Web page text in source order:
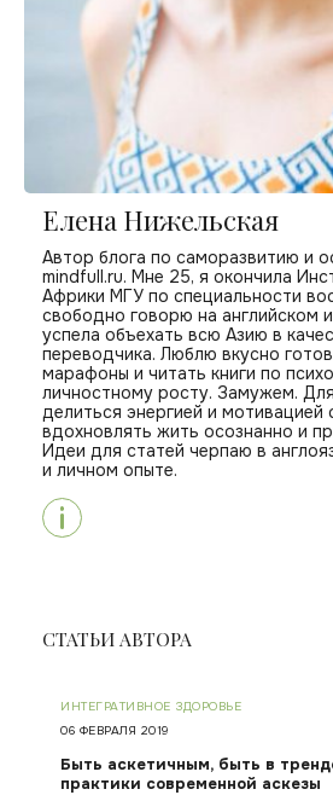
Елена Нижельская
Автор блога по саморазвитию и
mindfull.ru. Мне 25, я окончила
Африки МГУ по специальности
свободно говорю на английском
успела объехать всю Азию в
переводчика. Люблю вкусно
марафоны и читать книги по
личностному росту. Замужем.
делиться энергией и мотивацией
вдохновлять жить осознанно и
Идеи для статей черпаю в
и личном опыте.
СТАТЬИ АВТОРА
ИНТЕГРАТИВНОЕ ЗДОРОВЬЕ
06 ФЕВРАЛЯ 2019
Быть аскетичным, быть в
практики современной аскезы